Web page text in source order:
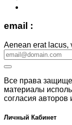
email :
Aenean erat lacus,
Все права
материалы
согласия
Личный Кабинет